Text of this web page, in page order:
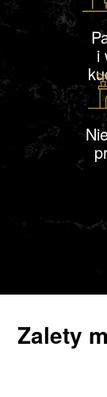
i
Zalety